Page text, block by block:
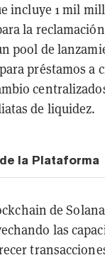
incluye 1 mil
la
pool de
préstamos a
de liquidez.
la Plataforma
de
las